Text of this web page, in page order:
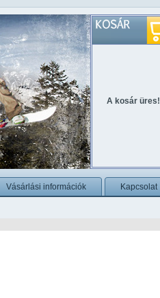
A kosár üres!
Vásárlási információk Kapcsolat